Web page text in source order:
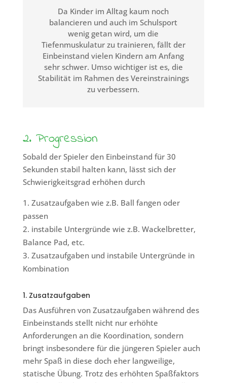
Da Kinder im Alltag kaum noch
balancieren und auch im Schulsport
wenig getan wird, um die
Tiefenmuskulatur zu trainieren, fällt der
Einbeinstand vielen Kindern am Anfang
sehr schwer. Umso wichtiger ist es, die
Stabilität im Rahmen des Vereinstrainings
zu verbessern.
2. Progression
Sobald der Spieler den Einbeinstand für 30
Sekunden stabil halten kann, lässt sich der
Schwierigkeitsgrad erhöhen durch
Zusatzaufgaben wie z.B. Ball fangen oder
passen
instabile Untergründe wie z.B. Wackelbretter,
Balance Pad, etc.
Zusatzaufgaben und instabile Untergründe in
Kombination
1. Zusatzaufgaben
Das Ausführen von Zusatzaufgaben während des
Einbeinstands stellt nicht nur erhöhte
Anforderungen an die Koordination, sondern
bringt insbesondere für die jüngeren Spieler auch
mehr Spaß in diese doch eher langweilige,
statische Übung. Trotz des erhöhten Spaßfaktors